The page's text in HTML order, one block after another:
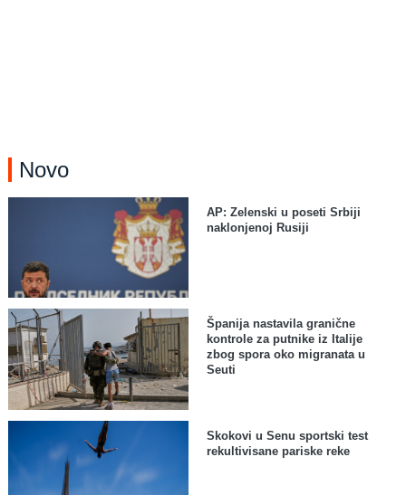
Novo
AP: Zelenski u poseti Srbiji
naklonjenoj Rusiji
Španija nastavila granične
kontrole za putnike iz Italije
zbog spora oko migranata u
Seuti
Skokovi u Senu sportski test
rekultivisane pariske reke